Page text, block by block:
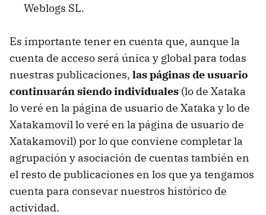
Weblogs SL.
Es importante tener en cuenta que, aunque la
cuenta de acceso será única y global para todas
nuestras publicaciones, las páginas de usuario
continuarán siendo individuales (lo de Xataka
lo veré en la página de usuario de Xataka y lo de
Xatakamovil lo veré en la página de usuario de
Xatakamovil) por lo que conviene completar la
agrupación y asociación de cuentas también en
el resto de publicaciones en los que ya tengamos
cuenta para consevar nuestros histórico de
actividad.